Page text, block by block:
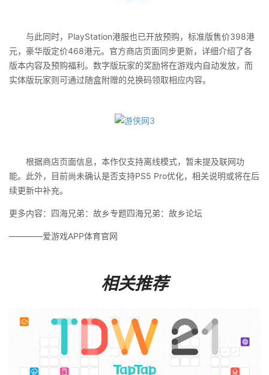
与此同时，PlayStation港服也已开放预购，标准版售价398港
元，豪华版定价468港元。官方商店页面同步更新，详细介绍了各
版本内容及预购福利。数字版玩家的奖励将在游戏内自动发放，而
实体版玩家则可通过随盒附赠的兑换码领取相应内容。
根据商店页面信息，本作仅支持离线模式，暂未提及联网功
能。此外，目前尚未确认是否支持PS5 Pro优化，相关说明或将在后
续更新中补充。
更多内容：四海兄弟：故乡专题四海兄弟：故乡论坛
————爱游戏APP体育官网
相关推荐